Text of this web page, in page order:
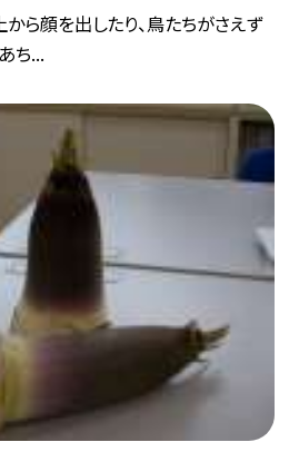
ら顔を出したり、鳥たちがさえず
ち...